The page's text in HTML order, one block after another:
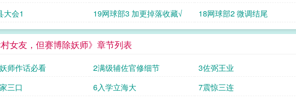
明美：??????-??????满级辅佐官体验卡到期，卒。——＃满级辅佐
乐子人，奈何主公太迷人.魔.蝎.小.说WWW.MOXIEXS.TOP 但赛博除妖师网盘 幸村女友 但赛博除妖
师免费阅读 幸村女友但赛博除妖师小说 春神曲
大会1
19网球部3 加更掉落收藏√ 18网球部2 微调结尾
村女友，但赛博除妖师》章节列表
师作话必看 2满级辅佐官修细节 3佐弼王业
三口
6入学立海大 7震惊三连